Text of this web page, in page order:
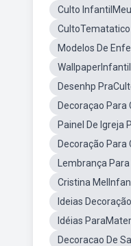
Culto
CultoTematatico
Modelos De
Desenhp
Decoraçao
Painel De Igreja
Decoração Para
Lembrança
Cristina
Ideias
Idéias
Decoracao De